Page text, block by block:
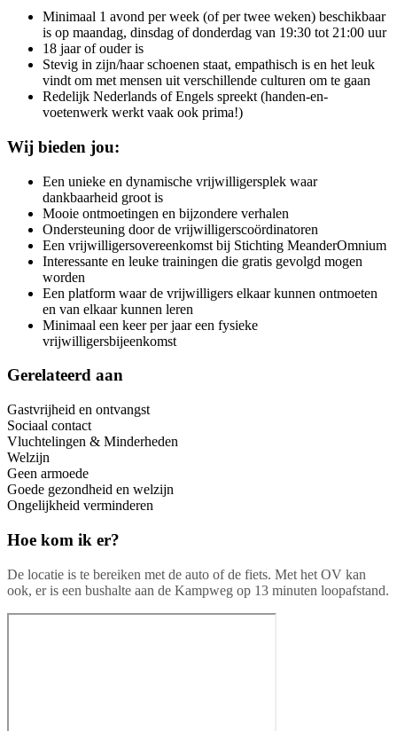
Minimaal 1 avond per week (of per twee weken) beschikbaar
is op maandag, dinsdag of donderdag van 19:30 tot 21:00 uur
18 jaar of ouder is
Stevig in zijn/haar schoenen staat, empathisch is en het leuk
vindt om met mensen uit verschillende culturen om te gaan
Redelijk Nederlands of Engels spreekt (handen-en-
voetenwerk werkt vaak ook prima!)
Wij bieden jou:
Een unieke en dynamische vrijwilligersplek waar
dankbaarheid groot is
Mooie ontmoetingen en bijzondere verhalen
Ondersteuning door de vrijwilligerscoördinatoren
Een vrijwilligersovereenkomst bij Stichting MeanderOmnium
Interessante en leuke trainingen die gratis gevolgd mogen
worden
Een platform waar de vrijwilligers elkaar kunnen ontmoeten
en van elkaar kunnen leren
Minimaal een keer per jaar een fysieke
vrijwilligersbijeenkomst
Gerelateerd aan
Gastvrijheid en ontvangst
Sociaal contact
Vluchtelingen & Minderheden
Welzijn
Geen armoede
Goede gezondheid en welzijn
Ongelijkheid verminderen
Hoe kom ik er?
De locatie is te bereiken met de auto of de fiets. Met het OV kan
ook, er is een bushalte aan de Kampweg op 13 minuten loopafstand.